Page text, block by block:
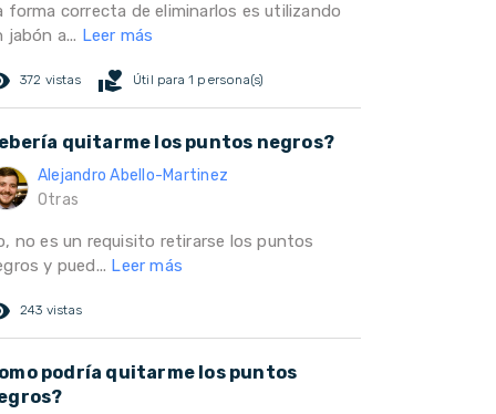
forma correcta de eliminarlos es utilizando
jabón a... Leer más
372 vistas volunteer_activism Útil para 1 persona(s)
quitarme los puntos negros?
Alejandro Abello-Martinez
Otras
no es un requisito retirarse los puntos
y pued... Leer más
243 vistas
podría quitarme los puntos